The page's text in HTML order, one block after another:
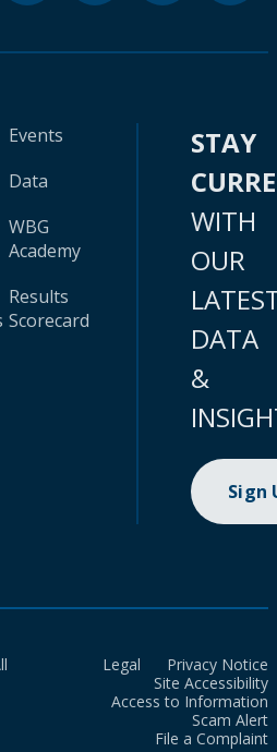
Events
Data
WBG
Academy
Results
Scorecard
STAY
WITH
OUR
DATA
&
Sign
Legal
Privacy Notice
Site Accessibility
Access to Information
Scam Alert
File a Complaint